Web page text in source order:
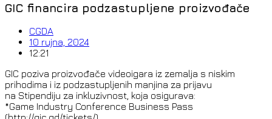
GIC financira podzastupljene proizvođače
CGDA
10 rujna, 2024
12:21
GIC poziva proizvođače videoigara iz zemalja s niskim
prihodima i iz podzastupljenih manjina za prijavu
na Stipendiju za inkluzivnost, koja osigurava:
*Game Industry Conference Business Pass